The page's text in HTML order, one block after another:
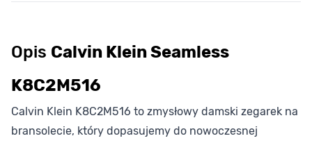
Opis Calvin Klein Seamless
K8C2M516
Calvin Klein K8C2M516 to zmysłowy damski zegarek na
bransolecie, który dopasujemy do nowoczesnej